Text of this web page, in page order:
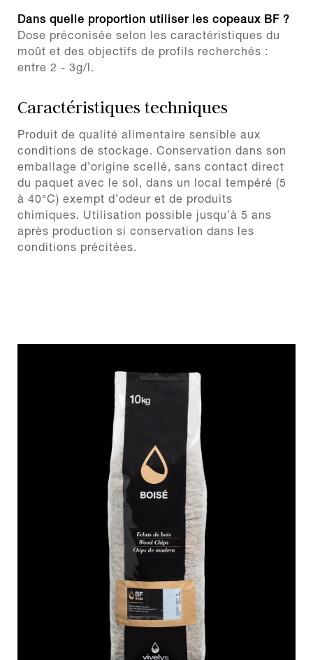
Dans quelle proportion utiliser les copeaux BF ?
Dose préconisée selon les caractéristiques du
moût et des objectifs de profils recherchés :
entre 2 - 3g/l.
Caractéristiques techniques
Produit de qualité alimentaire sensible aux
conditions de stockage. Conservation dans son
emballage d’origine scellé, sans contact direct
du paquet avec le sol, dans un local tempéré (5
à 40°C) exempt d’odeur et de produits
chimiques. Utilisation possible jusqu’à 5 ans
après production si conservation dans les
conditions précitées.